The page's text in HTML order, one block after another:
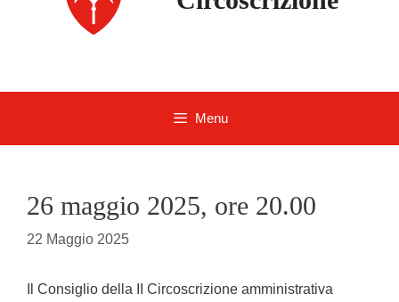
Menu
26 maggio 2025, ore 20.00
22 Maggio 2025
Il Consiglio della II Circoscrizione amministrativa